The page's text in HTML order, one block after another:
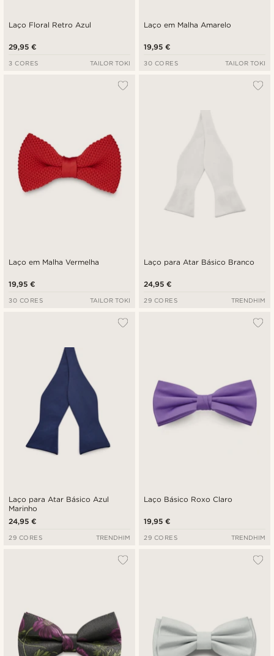
Laço Floral Retro Azul
29,95 €
3 CORES TAILOR TOKI
Laço em Malha Amarelo
19,95 €
30 CORES TAILOR TOKI
Laço em Malha Vermelha
19,95 €
30 CORES TAILOR TOKI
Laço para Atar Básico Branco
24,95 €
29 CORES TRENDHIM
Laço para Atar Básico Azul
Marinho
24,95 €
29 CORES TRENDHIM
Laço Básico Roxo Claro
19,95 €
29 CORES TRENDHIM